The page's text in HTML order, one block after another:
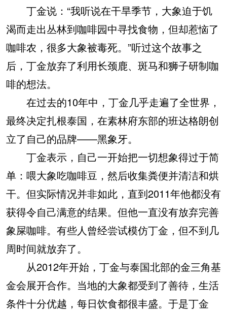
丁金说：“我听说在干旱季节，大象迫于饥
渴而走出丛林到咖啡园中寻找食物，但却惹恼了
咖啡农，很多大象被毒死。”听过这个故事之
后，丁金放弃了利用长颈鹿、斑马和狮子研制咖
啡的想法。
在过去的10年中，丁金几乎走遍了全世界，
最终决定扎根泰国，在素林府东部的班达格朗创
立了自己的品牌——黑象牙。
丁金表示，自己一开始把一切想象得过于简
单：喂大象吃咖啡豆，然后收集粪便并清洁和烘
干。但实际情况并非如此，直到2011年他都没有
获得令自己满意的结果。但他一直没有放弃完善
象屎咖啡。有些人曾经尝试模仿丁金，但不到几
周时间就放弃了。
从2012年开始，丁金与泰国北部的金三角基
金会展开合作。当地的大象都受到了善待，生活
条件十分优越，每日饮食都很丰盛。于是丁金